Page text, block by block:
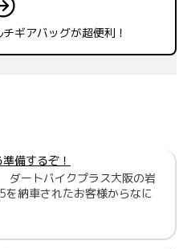
ギアバッグが超便利！
備するぞ！
ダートバイクプラス大阪の岩
納車されたお客様からなに